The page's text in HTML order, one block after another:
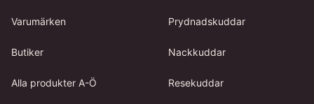
Varumärken
Butiker
Alla produkter A-Ö
Prydnadskuddar
Nackkuddar
Resekuddar